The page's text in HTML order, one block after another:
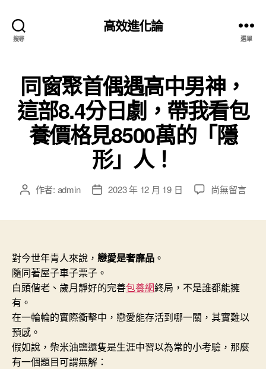
搜尋
高效進化論
選單
同窗聚首偶遇高中男神，
這部8.4分日劇，帶我看包
養價格見8500萬的「隱
形」人！
文 作者: admin
文
期
2023 年 12 月 19 日
在
高
中
神，
部
尚無留言
對今世年青人來說， 戀愛是奢靡品 。
隨同著屋子車子票子。
白頭偕老、歲月靜好的完善包養網終局，不是誰都能擁
有。
在一輪輪的實際衝擊中，戀愛能存活到哪一關，其實難以
預感。
假如說，柴米油鹽還隻是生涯中習以為常的小考驗，那麼
有一個題目可謂無解：